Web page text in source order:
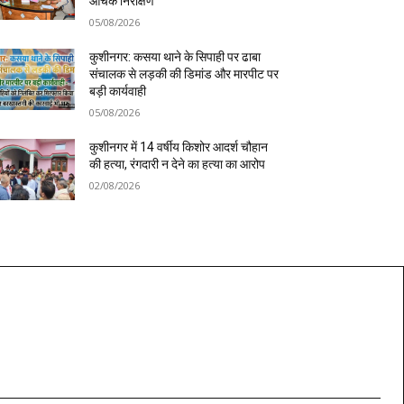
05/08/2026
कुशीनगर: कसया थाने के सिपाही पर ढाबा
संचालक से लड़की की डिमांड और मारपीट पर
बड़ी कार्यवाही
05/08/2026
कुशीनगर में 14 वर्षीय किशोर आदर्श चौहान
की हत्या, रंगदारी न देने का हत्या का आरोप
02/08/2026